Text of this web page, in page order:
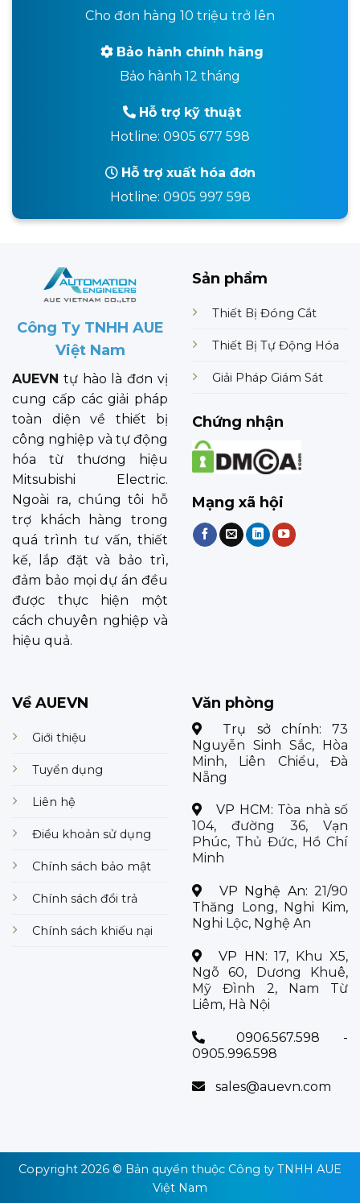
Cho đơn hàng 10 triệu trở lên
Bảo hành chính hãng
Bảo hành 12 tháng
Hỗ trợ kỹ thuật
Hotline: 0905 677 598
Hỗ trợ xuất hóa đơn
Hotline: 0905 997 598
Công Ty TNHH AUE
Việt Nam
AUEVN tự hào là đơn vị
cung cấp các giải pháp
toàn diện về thiết bị
công nghiệp và tự động
hóa từ thương hiệu
Mitsubishi Electric.
Ngoài ra, chúng tôi hỗ
trợ khách hàng trong
quá trình tư vấn, thiết
kế, lắp đặt và bảo trì,
đảm bảo mọi dự án đều
được thực hiện một
cách chuyên nghiệp và
hiệu quả.
Sản phẩm
Thiết Bị Đóng Cắt
Thiết Bị Tự Động Hóa
Giải Pháp Giám Sát
Chứng nhận
Mạng xã hội
Về AUEVN
Giới thiệu
Tuyển dụng
Liên hệ
Điều khoản sử dụng
Chính sách bảo mật
Chính sách đổi trả
Chính sách khiếu nại
Văn phòng
Trụ sở chính: 73
Nguyễn Sinh Sắc, Hòa
Minh, Liên Chiểu, Đà
Nẵng
VP HCM: Tòa nhà số
104, đường 36, Vạn
Phúc, Thủ Đức, Hồ Chí
Minh
VP Nghệ An: 21/90
Thăng Long, Nghi Kim,
Nghi Lộc, Nghệ An
VP HN:17, Khu X5,
Ngõ 60, Dương Khuê,
Mỹ Đình 2, Nam Từ
Liêm, Hà Nội
0906.567.598 -
0905.996.598
sales@auevn.com
Copyright 2026 © Bản quyền thuộc Công ty TNHH AUE
Việt Nam